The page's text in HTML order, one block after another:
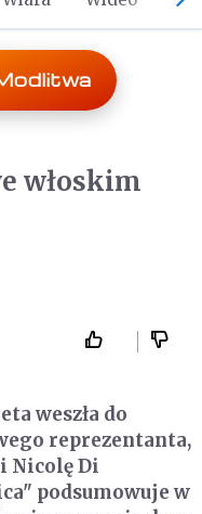
włoskim
weszła do
reprezentanta,
Nicolę Di
podsumowuje w